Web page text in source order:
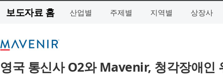
보도자료 홈 산업별 주제별 지역별 상장사
영국 통신사 O2와 Mavenir, 청각장애인